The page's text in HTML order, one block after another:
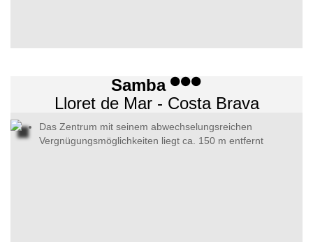
Samba
Lloret de Mar - Costa Brava
Das Zentrum mit seinem abwechselungsreichen
Vergnügungsmöglichkeiten liegt ca. 150 m entfernt